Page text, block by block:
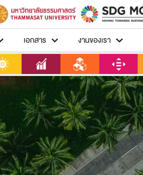
เอกสาร งานของเรา